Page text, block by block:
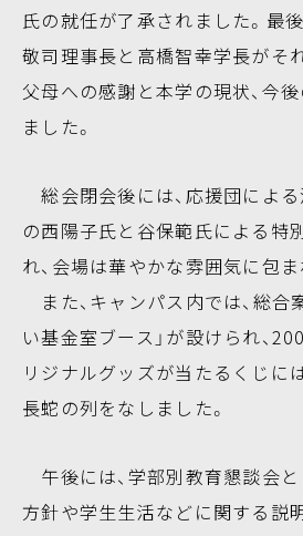
氏の就任が了承されました。最
敬司理事長と高橋智幸学長がそ
父母への感謝と本学の現状、今
ました。
総会閉会後には、応援団による
の西陽子氏と谷保範氏による特
れ、会場は華やかな雰囲気に包ま
また、キャンパス内では、総合
い基金室ブース」が設けられ、
リジナルグッズが当たるくじに
長蛇の列をなしました。
午後には、学部別教育懇談会と
方針や学生生活などに関する説